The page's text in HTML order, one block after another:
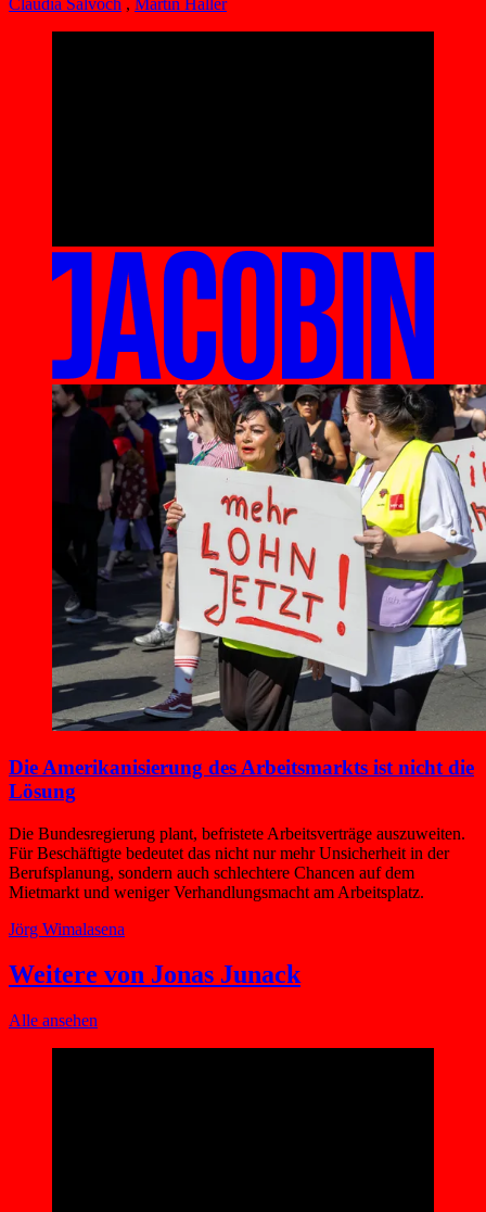
Claudia Salvoch , Martin Haller
Die Amerikanisierung des Arbeitsmarkts ist nicht die
Lösung
Die Bundesregierung plant, befristete Arbeitsverträge auszuweiten.
Für Beschäftigte bedeutet das nicht nur mehr Unsicherheit in der
Berufsplanung, sondern auch schlechtere Chancen auf dem
Mietmarkt und weniger Verhandlungsmacht am Arbeitsplatz.
Jörg Wimalasena
Weitere von Jonas Junack
Alle ansehen